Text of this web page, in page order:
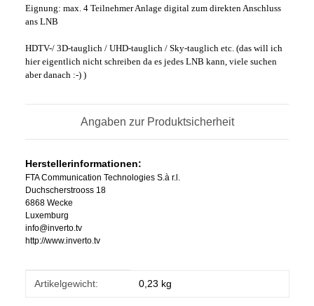
Eignung: max. 4 Teilnehmer Anlage digital zum direkten Anschluss
ans LNB
HDTV-/ 3D-tauglich / UHD-tauglich / Sky-tauglich etc. (das will ich
hier eigentlich nicht schreiben da es jedes LNB kann, viele suchen
aber danach :-) )
Angaben zur Produktsicherheit
Herstellerinformationen:
FTA Communication Technologies S.à r.l.
Duchscherstrooss 18
6868 Wecke
Luxemburg
info@inverto.tv
http://www.inverto.tv
Produkteigenschaft
Wert
Artikelgewicht: 0,23 kg